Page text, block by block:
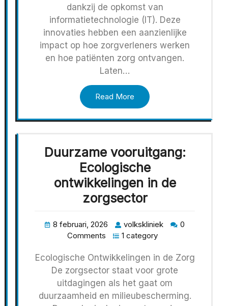
dankzij de opkomst van
informatietechnologie (IT). Deze
innovaties hebben een aanzienlijke
impact op hoe zorgverleners werken
en hoe patiënten zorg ontvangen.
Laten…
Read More
Duurzame vooruitgang:
Ecologische
ontwikkelingen in de
zorgsector
8 februari, 2026 volkskliniek
0
Comments
1 category
Ecologische Ontwikkelingen in de Zorg
De zorgsector staat voor grote
uitdagingen als het gaat om
duurzaamheid en milieubescherming.